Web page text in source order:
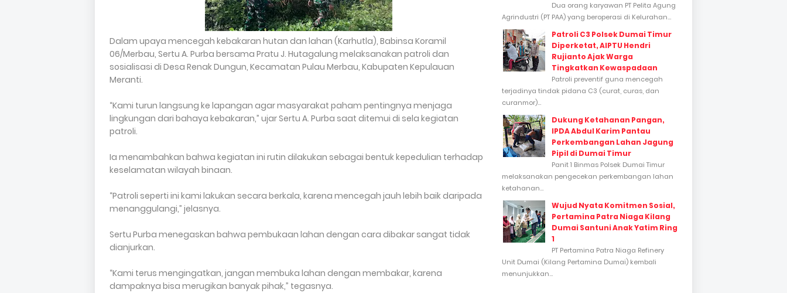
Dalam upaya mencegah kebakaran hutan dan lahan (Karhutla), Babinsa Koramil
06/Merbau, Sertu A. Purba bersama Pratu J. Hutagalung melaksanakan patroli dan
sosialisasi di Desa Renak Dungun, Kecamatan Pulau Merbau, Kabupaten Kepulauan
Meranti.
“Kami turun langsung ke lapangan agar masyarakat paham pentingnya menjaga
lingkungan dari bahaya kebakaran,” ujar Sertu A. Purba saat ditemui di sela kegiatan
patroli.
Ia menambahkan bahwa kegiatan ini rutin dilakukan sebagai bentuk kepedulian terhadap
keselamatan wilayah binaan.
“Patroli seperti ini kami lakukan secara berkala, karena mencegah jauh lebih baik daripada
menanggulangi,” jelasnya.
Sertu Purba menegaskan bahwa pembukaan lahan dengan cara dibakar sangat tidak
dianjurkan.
“Kami terus mengingatkan, jangan membuka lahan dengan membakar, karena
dampaknya bisa merugikan banyak pihak,” tegasnya.
Dua orang karyawan PT Pelita Agung
Agrindustri (PT PAA) yang beroperasi di Kelurahan...
Patroli C3 Polsek Dumai Timur
Diperketat, AIPTU Hendri
Rujianto Ajak Warga
Tingkatkan Kewaspadaan
Patroli preventif guna mencegah
terjadinya tindak pidana C3 (curat, curas, dan
curanmor)...
Dukung Ketahanan Pangan,
IPDA Abdul Karim Pantau
Perkembangan Lahan Jagung
Pipil di Dumai Timur
Panit 1 Binmas Polsek Dumai Timur
melaksanakan pengecekan perkembangan lahan
ketahanan...
Wujud Nyata Komitmen Sosial,
Pertamina Patra Niaga Kilang
Dumai Santuni Anak Yatim Ring
1
PT Pertamina Patra Niaga Refinery
Unit Dumai (Kilang Pertamina Dumai) kembali
menunjukkan...